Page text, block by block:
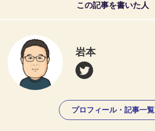
この記事を書いた人
岩本
プロフィール・記事一覧